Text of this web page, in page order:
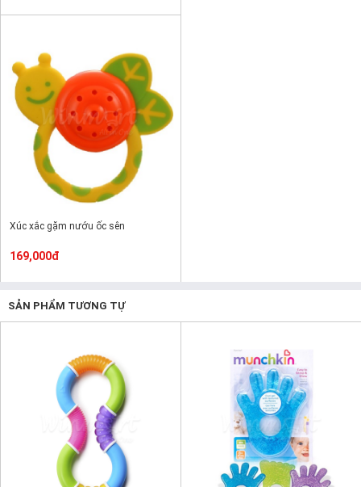
Xúc xắc gặm nướu ốc sên
169,000đ
SẢN PHẨM TƯƠNG TỰ